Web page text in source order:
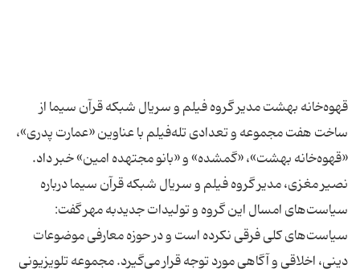
قهوه‌خانه بهشت مدیر گروه فیلم و سریال شبكه قرآن سیما از
ساخت هفت مجموعه و تعدادی تله‌فیلم با عناوین «عمارت پدری»،
«قهوه‌خانه بهشت»، «گمشده» و «بانو مجتهده امین» خبر داد.
نصیر مغزی، مدیر گروه فیلم و سریال شبكه قرآن سیما درباره
سیاست‌های امسال این گروه و تولیدات جدیدبه مهر گفت:
سیاست‌های كلی فرقی نكرده است و در حوزه معارفی موضوعات
دینی، اخلاقی و آگاهی مورد توجه قرار می‌گیرد. مجموعه تلویزیونی